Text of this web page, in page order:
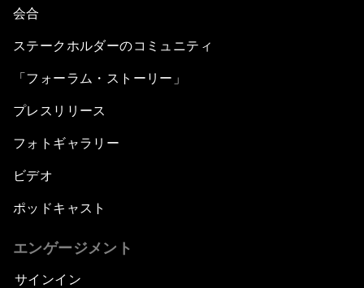
会合
ステークホルダーのコミュニティ
「フォーラム・ストーリー」
プレスリリース
フォトギャラリー
ビデオ
ポッドキャスト
エンゲージメント
サインイン